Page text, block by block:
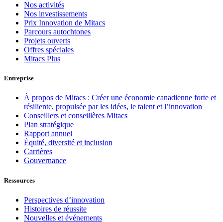
Nos activités
Nos investissements
Prix Innovation de Mitacs
Parcours autochtones
Projets ouverts
Offres spéciales
Mitacs Plus
Entreprise
À propos de Mitacs : Créer une économie canadienne forte et
résiliente, propulsée par les idées, le talent et l’innovation
Conseillers et conseillères Mitacs
Plan stratégique
Rapport annuel
Équité, diversité et inclusion
Carrières
Gouvernance
Ressources
Perspectives d’innovation
Histoires de réussite
Nouvelles et événements